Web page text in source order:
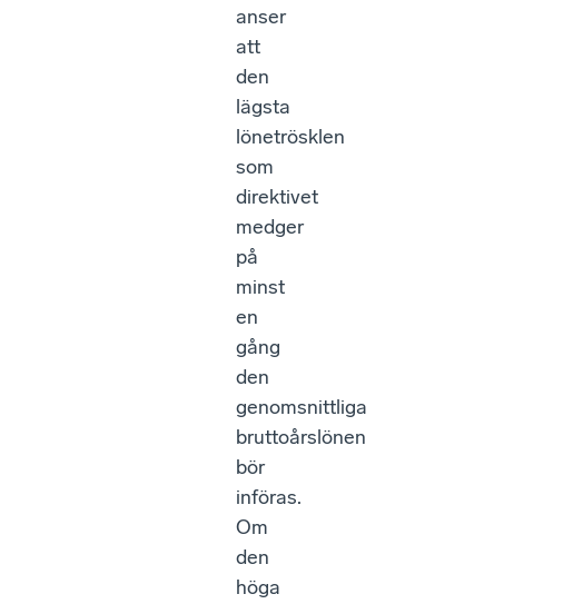
anser
att
den
lägsta
lönetrösklen
som
direktivet
medger
på
minst
en
gång
den
genomsnittliga
bruttoårslönen
bör
införas.
Om
den
höga